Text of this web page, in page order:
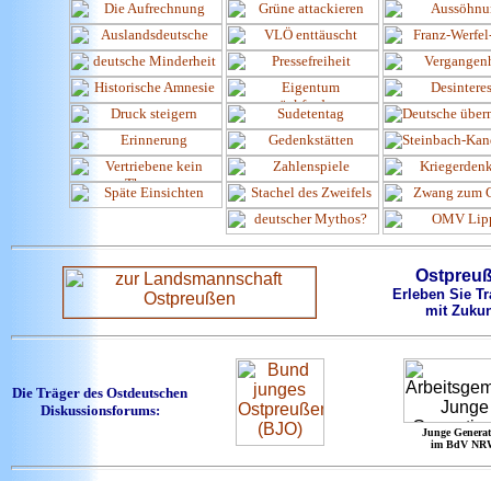
Erleben Sie
mit
Die Träger des Ostdeutschen
Diskussionsforums:
Junge
im BdV